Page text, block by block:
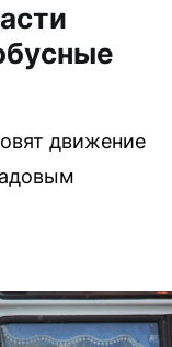
движение